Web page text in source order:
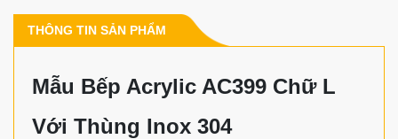
THÔNG TIN SẢN PHẨM
Mẫu Bếp Acrylic AC399 Chữ L
Với Thùng Inox 304